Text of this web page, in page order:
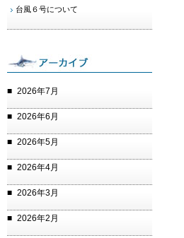
台風６号について
2026年7月
2026年6月
2026年5月
2026年4月
2026年3月
2026年2月